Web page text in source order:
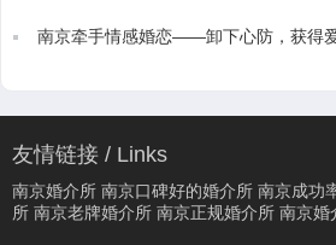
南京牵手情感婚恋——卸下心防，获得
友情链接 / Links
南京婚介所 南京口碑好的婚介所 南京成功
所 南京老牌婚介所 南京正规婚介所 南京婚